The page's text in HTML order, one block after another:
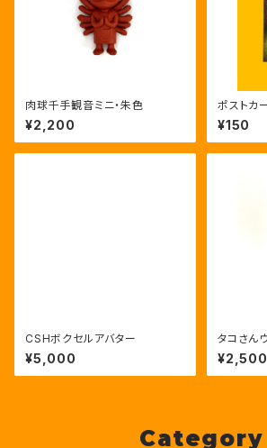
肉球千手観音ミニ・朱色
¥2,200
ポストカ
ove On
¥150
CSHボクセルアバター
¥5,000
タコさん
¥2,500
Category